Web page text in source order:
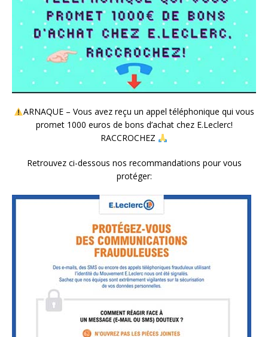
ARNAQUE – Vous avez reçu un appel téléphonique qui vous
promet 1000 euros de bons d’achat chez E.Leclerc!
RACCROCHEZ
Retrouvez ci-dessous nos recommandations pour vous
protéger: